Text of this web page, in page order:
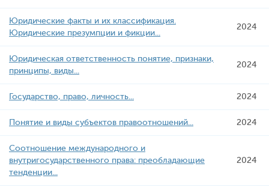
Юридические факты и их классификация.
Юридические презумпции и фикции...
2024
Юридическая ответственность понятие, признаки,
принципы, виды...
2024
Государство, право, личность... 2024
Понятие и виды субъектов правоотношений... 2024
Соотношение международного и
внутригосударственного права: преобладающие
тенденции...
2024